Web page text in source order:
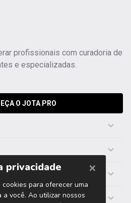
profissionais com curadoria de
e especializadas.
O JOTA PRO